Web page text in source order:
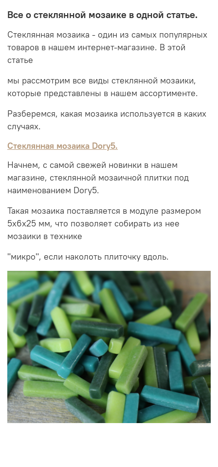
Все о стеклянной мозаике в одной статье.
Стеклянная мозаика - один из самых популярных
товаров в нашем интернет-магазине. В этой
статье
мы рассмотрим все виды стеклянной мозаики,
которые представлены в нашем ассортименте.
Разберемся, какая мозаика используется в каких
случаях.
Стеклянная мозаика Dory5.
Начнем, с самой свежей новинки в нашем
магазине, стеклянной мозаичной плитки под
наименованием Dory5.
Такая мозаика поставляется в модуле размером
5х6х25 мм, что позволяет собирать из нее
мозаики в технике
"микро", если наколоть плиточку вдоль.